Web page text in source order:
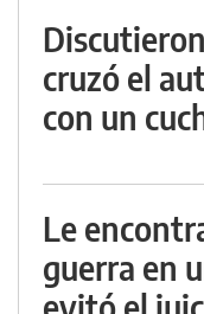
cruzó el
con un
Le
guerra en